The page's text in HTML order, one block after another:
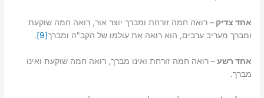
אחד צדיק– רואה חמה זורחת ומברך יוצר אור, רואה חמה שוקעת
ומברך מעריב ערבים, הוא רואה את עולמו של הקב"ה ומברך[9]
.
אחד רשע– רואה חמה זורחת ואינו מברך, רואה חמה שוקעת ואינו
מברך.